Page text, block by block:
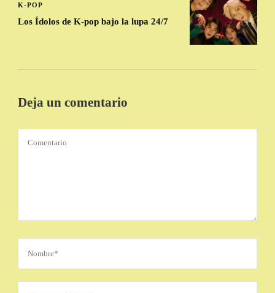
K-POP
Los Ídolos de K-pop bajo la lupa 24/7
Deja un comentario